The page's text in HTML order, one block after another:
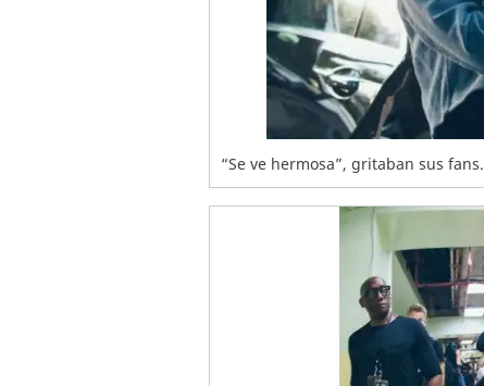
“Se ve hermosa”, gritaban sus fans.